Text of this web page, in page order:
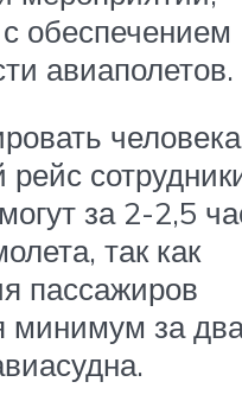
обеспечением
авиаполетов.
рейс
за 2-2,5
так как
пассажиров
минимум за